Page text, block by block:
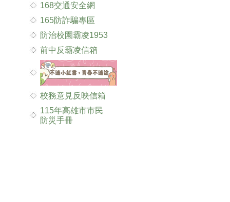
168交通安全網
165防詐騙專區
防治校園霸凌1953
前中反霸凌信箱
校務意見反映信箱
115年高雄市市民
防災手冊